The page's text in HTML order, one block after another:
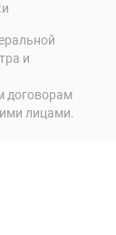
и
договорам
лицами.